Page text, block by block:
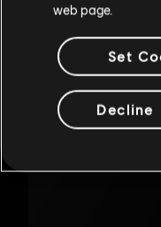
web page.
Set
Decline